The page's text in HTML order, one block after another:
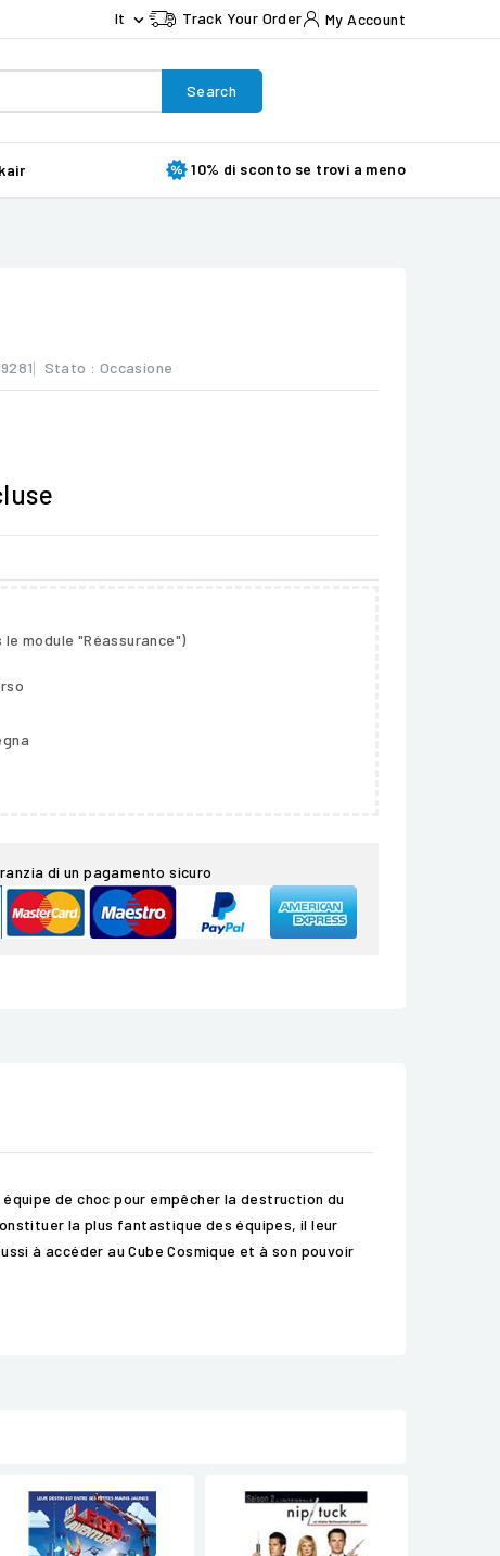
It  Track Your Order My Account
Search
10% di sconto se trovi a meno
Stato : Occasione
module "Réassurance")
di un pagamento sicuro
de choc pour empêcher la destruction du
la plus fantastique des équipes, il leur
à accéder au Cube Cosmique et à son pouvoir